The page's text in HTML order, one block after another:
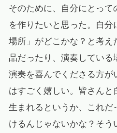
そのために、自分にとって
を作りたいと思った。自分
場所」がどこかな？と考え
品だったり、演奏している
演奏を喜んでくださる方が
はすごく嬉しい。皆さんと
生まれるというか、これだ
けるんじゃないかな？そう